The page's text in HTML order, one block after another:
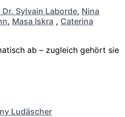
Sylvain Laborde, Nina
, Masa Iskra , Caterina
ab – zugleich gehört sie
Ludäscher